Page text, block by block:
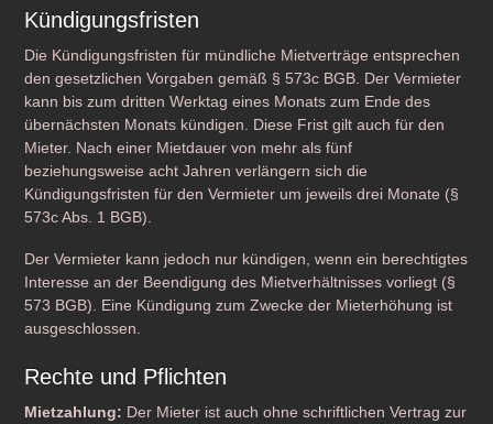
Kündigungsfristen
Die Kündigungsfristen für mündliche Mietverträge entsprechen
den gesetzlichen Vorgaben gemäß § 573c BGB. Der Vermieter
kann bis zum dritten Werktag eines Monats zum Ende des
übernächsten Monats kündigen. Diese Frist gilt auch für den
Mieter. Nach einer Mietdauer von mehr als fünf
beziehungsweise acht Jahren verlängern sich die
Kündigungsfristen für den Vermieter um jeweils drei Monate (§
573c Abs. 1 BGB).
Der Vermieter kann jedoch nur kündigen, wenn ein berechtigtes
Interesse an der Beendigung des Mietverhältnisses vorliegt (§
573 BGB). Eine Kündigung zum Zwecke der Mieterhöhung ist
ausgeschlossen.
Rechte und Pflichten
Mietzahlung: Der Mieter ist auch ohne schriftlichen Vertrag zur